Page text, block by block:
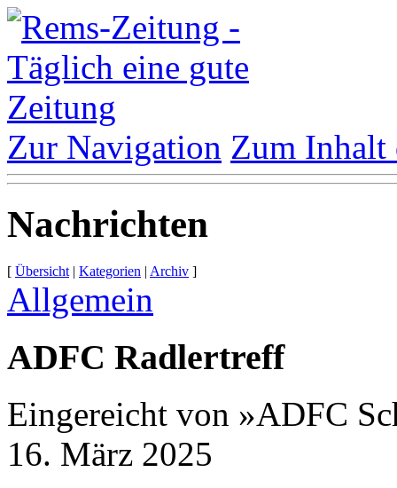
Zur Navigation Zum Inhalt
Nachrichten
[ Übersicht | Kategorien | Archiv ]
Allgemein
ADFC Radlertreff
Eingereicht von »ADFC
16. März 2025